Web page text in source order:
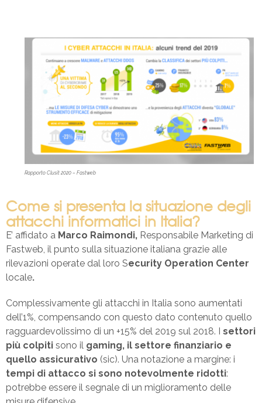
Rapporto Clusit 2020 – Fastweb
Come si presenta la situazione degli
attacchi informatici in Italia?
E’ affidato a Marco Raimondi, Responsabile Marketing di
Fastweb, il punto sulla situazione italiana grazie alle
rilevazioni operate dal loro Security Operation Center
locale.
Complessivamente gli attacchi in Italia sono aumentati
dell’1%, compensando con questo dato contenuto quello
ragguardevolissimo di un +15% del 2019 sul 2018. I settori
più colpiti sono il gaming, il settore finanziario e
quello assicurativo (sic). Una notazione a margine: i
tempi di attacco si sono notevolmente ridotti:
potrebbe essere il segnale di un miglioramento delle